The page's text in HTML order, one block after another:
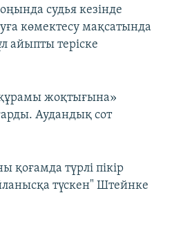
судья кезінде
көмектесу мақсатында
айыпты теріске
жоқтығына»
Аудандық сот
қоғамда түрлі пікір
түскен" Штейнке